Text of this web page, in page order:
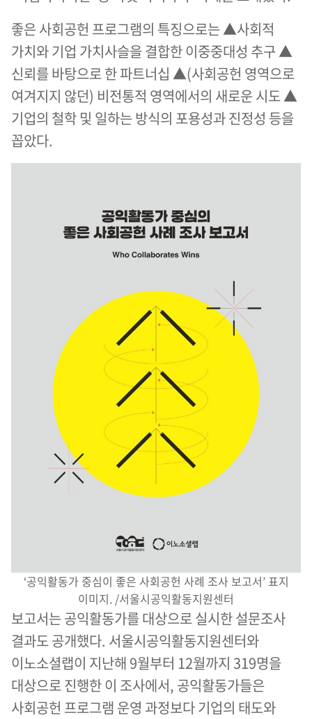
좋은 사회공헌 프로그램의 특징으로는 ▲사회적
가치와 기업 가치사슬을 결합한 이중중대성 추구 ▲
신뢰를 바탕으로 한 파트너십 ▲(사회공헌 영역으로
여겨지지 않던) 비전통적 영역에서의 새로운 시도 ▲
기업의 철학 및 일하는 방식의 포용성과 진정성 등을
꼽았다.
‘공익활동가 중심이 좋은 사회공헌 사례 조사 보고서’ 표지
이미지. /서울시공익활동지원센터
보고서는 공익활동가를 대상으로 실시한 설문조사
결과도 공개했다. 서울시공익활동지원센터와
이노소셜랩이 지난해 9월부터 12월까지 319명을
대상으로 진행한 이 조사에서, 공익활동가들은
사회공헌 프로그램 운영 과정보다 기업의 태도와